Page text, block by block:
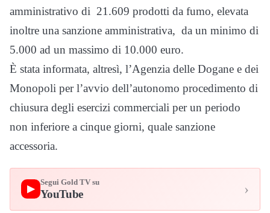
amministrativo di 21.609 prodotti da fumo, elevata
inoltre una sanzione amministrativa, da un minimo di
5.000 ad un massimo di 10.000 euro.
È stata informata, altresì, l’Agenzia delle Dogane e dei
Monopoli per l’avvio dell’autonomo procedimento di
chiusura degli esercizi commerciali per un periodo
non inferiore a cinque giorni, quale sanzione
accessoria.
▶
Segui Gold TV su
YouTube ›